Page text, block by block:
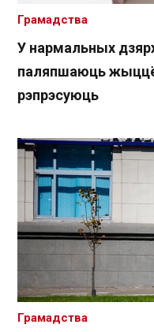
У нармальных
паляпшаюць жыццё,
рэпрэсуюць
Грамадства
Грамадства